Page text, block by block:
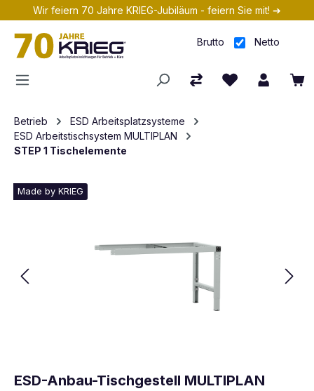
Zum Hauptinhalt springen
Wir feiern 70 Jahre KRIEG-Jubiläum - feiern Sie mit! ➔
Brutto Netto
Betrieb
ESD Arbeitsplatzsysteme
ESD Arbeitstischsystem MULTIPLAN
STEP 1 Tischelemente
Made by KRIEG
ESD-Anbau-Tischgestell MULTIPLAN